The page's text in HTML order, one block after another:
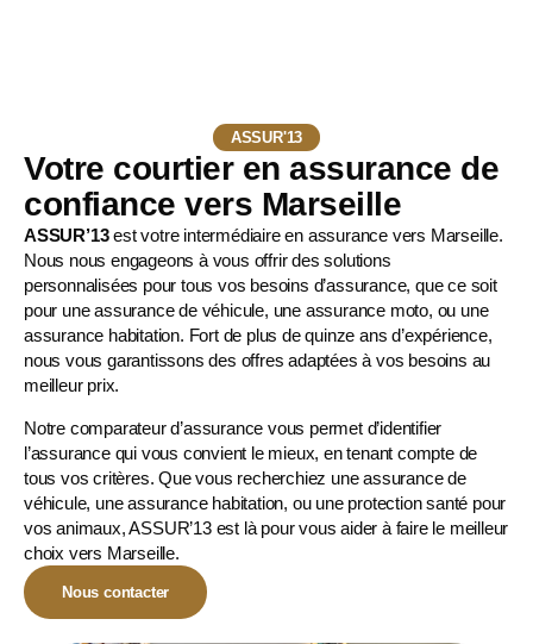
ASSUR'13
Votre courtier en assurance de
confiance vers Marseille
ASSUR’13est votre intermédiaire en assurance vers Marseille.
Nous nous engageons à vous offrir des solutions
personnalisées pour tous vos besoins d’assurance, que ce soit
pour uneassurance de véhicule, une assurance moto, ou une
assurance habitation. Fort de plus de quinze ans d’expérience,
nous vous garantissons des offres adaptées à vos besoins au
meilleur prix.
Notre comparateur d’assurance vous permet d’identifier
l’assurance qui vous convient le mieux, en tenant compte de
tous vos critères. Que vous recherchiez une assurance de
véhicule, une assurance habitation, ou une protection santé pour
vos animaux, ASSUR’13 est là pour vous aider à faire le meilleur
choix vers Marseille.
Nous contacter